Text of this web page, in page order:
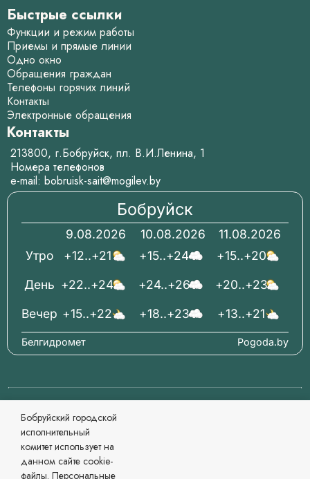
Быстрые ссылки
Функции и режим работы
Приемы и прямые линии
Одно окно
Обращения граждан
Телефоны горячих линий
Контакты
Электронные обращения
Контакты
213800, г.Бобруйск, пл. В.И.Ленина, 1
Номера телефонов
e-mail: bobruisk-sait@mogilev.by
Бобруйск
9.08.2026
+12..+21
+22..+24
+15..+22
10.08.2026
+15..+24
+24..+26
+18..+23
11.08.2026
+15..+20
+20..+23
+13..+21
Вечер
День
Утро
Pogoda.by
Белгидромет
© 2006-2026 Бобруйский городской исполнительный
комитет Официальный сайт
При перепечатке материалов ссылка обязательна.
Разработка и сопровождение
Могилевский региональный информационный центр
Бобруйский городской
исполнительный
комитет использует на
данном сайте cookie-
файлы. Персональные